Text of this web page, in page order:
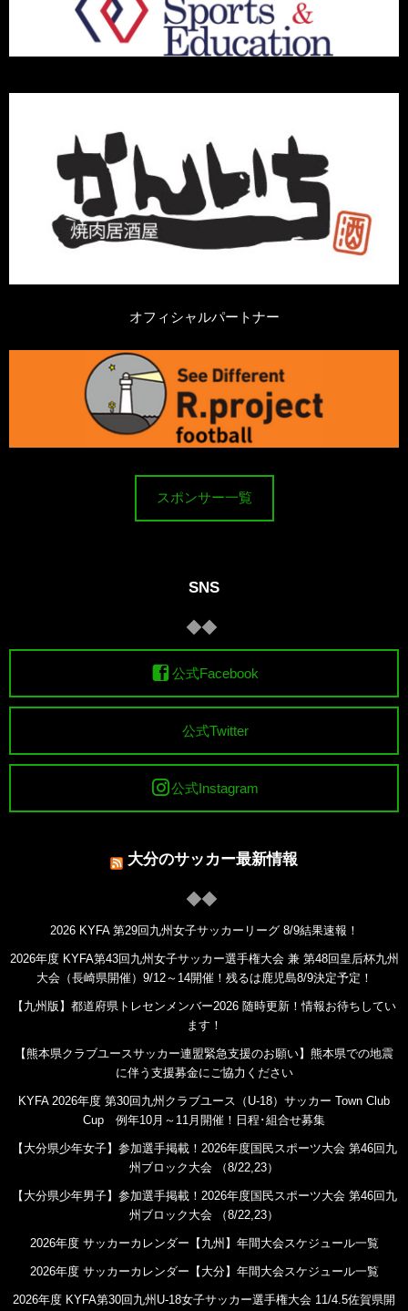
オフィシャルパートナー
スポンサー一覧
SNS
公式Facebook
公式Twitter
公式Instagram
大分のサッカー最新情報
2026 KYFA 第29回九州女子サッカーリーグ 8/9結果速報！
2026年度 KYFA第43回九州女子サッカー選手権大会 兼 第48回皇后杯九州
大会（長崎県開催）9/12～14開催！残るは鹿児島8/9決定予定！
【九州版】都道府県トレセンメンバー2026 随時更新！情報お待ちしてい
ます！
【熊本県クラブユースサッカー連盟緊急支援のお願い】熊本県での地震
に伴う支援募金にご協力ください
KYFA 2026年度 第30回九州クラブユース（U-18）サッカー Town Club
Cup 例年10月～11月開催！日程･組合せ募集
【大分県少年女子】参加選手掲載！2026年度国民スポーツ大会 第46回九
州ブロック大会 （8/22,23）
【大分県少年男子】参加選手掲載！2026年度国民スポーツ大会 第46回九
州ブロック大会 （8/22,23）
2026年度 サッカーカレンダー【九州】年間大会スケジュール一覧
2026年度 サッカーカレンダー【大分】年間大会スケジュール一覧
2026年度 KYFA第30回九州U-18女子サッカー選手権大会 11/4.5佐賀県開